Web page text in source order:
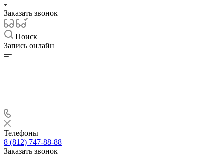
Заказать звонок
Поиск
Запись онлайн
Телефоны
8 (812) 747-88-88
Заказать звонок